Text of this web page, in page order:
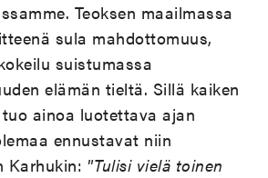
Teoksen maailmassa
sula mahdottomuus,
suistumassa
elämän tieltä. Sillä kaiken
ainoa luotettava ajan
ennustavat niin
Karhukin: ”Tulisi vielä toinen